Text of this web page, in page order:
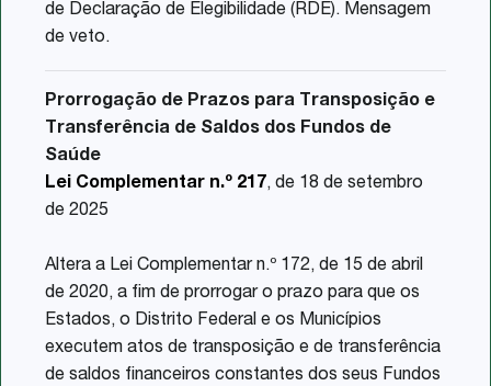
de Declaração de Elegibilidade (RDE). Mensagem
de veto.
Prorrogação de Prazos para Transposição e
Transferência de Saldos dos Fundos de
Saúde
Lei Complementar n.º 217, de 18 de setembro
de 2025
Altera a Lei Complementar n.º 172, de 15 de abril
de 2020, a fim de prorrogar o prazo para que os
Estados, o Distrito Federal e os Municípios
executem atos de transposição e de transferência
de saldos financeiros constantes dos seus Fundos